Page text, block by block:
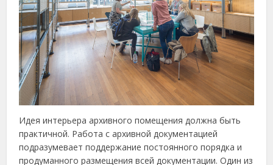
Идея интерьера архивного помещения должна быть
практичной. Работа с архивной документацией
подразумевает поддержание постоянного порядка и
продуманного размещения всей документации. Один из